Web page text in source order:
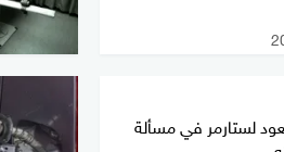
لستارمر في مسألة